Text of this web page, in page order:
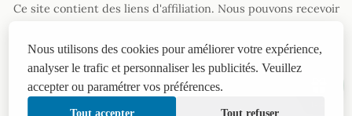
Ce site contient des liens d'affiliation. Nous pouvons recevoir
supplémentaire pour vous.
Si vous avez un problème de dépendance au jeu, vous pouvez
trouver de l'aideici
Nous utilisons des cookies pour améliorer votre expérience,
analyser le trafic et personnaliser les publicités. Veuillez
accepter ou paramétrer vos préférences.
Tout accepter Tout refuser